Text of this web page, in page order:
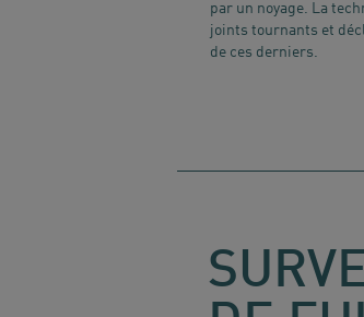
par un noyage. La
joints tournants et
de ces derniers.